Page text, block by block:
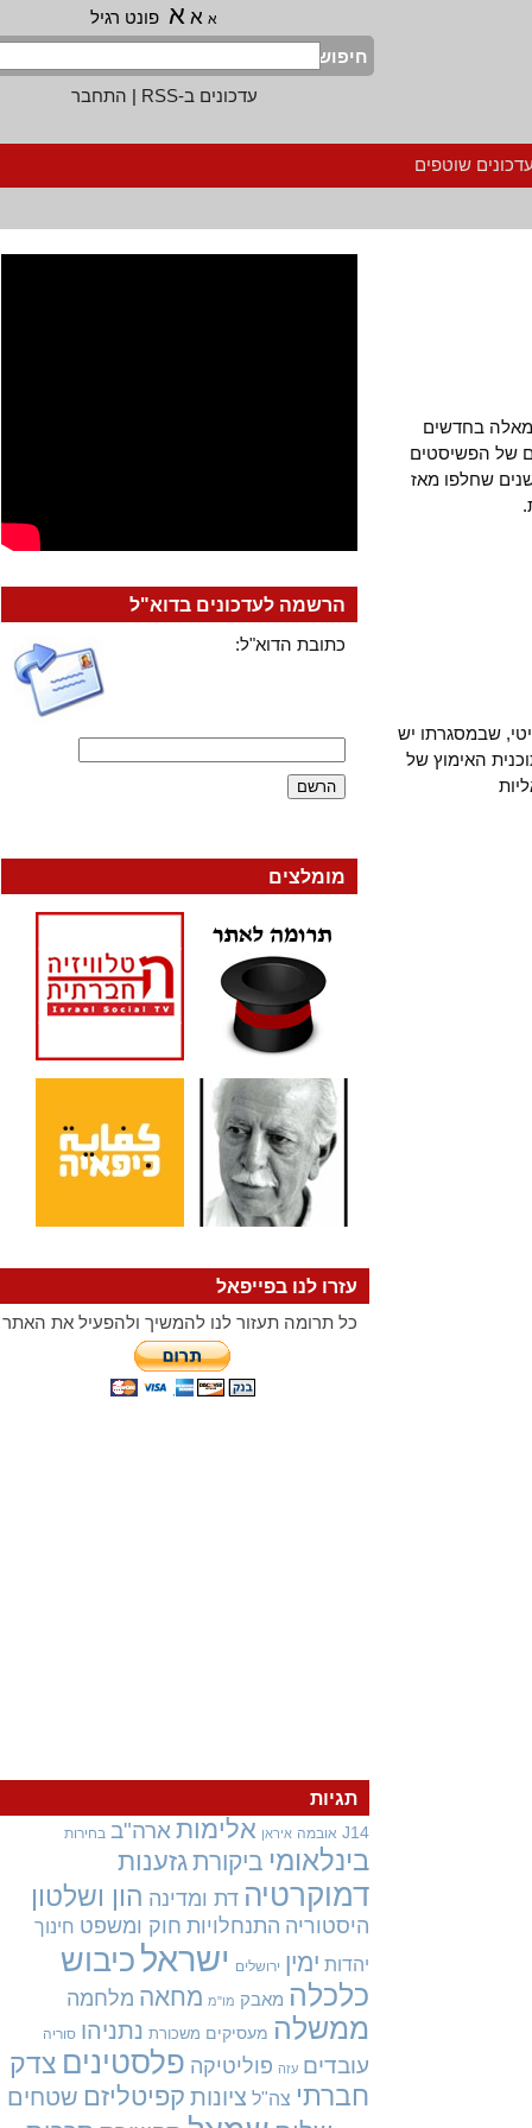
א א פונט רגיל
חיפוש
עדכונים ב-RSS
|התחבר
שוטפים
בחדשים
הפשיסטים
של הטור הזה ב-31 השנים שחלפו מאז
שבמסגרתו יש
האימוץ של
הרשמה לעדכונים בדוא"ל
כתובת הדוא"ל:
מומלצים
עזרו לנו בפייפאל
כל תרומה תעזור לנו להמשיך ולהפעיל את האתר
תגיות
J14 אובמה איראן אלימות ארה"ב בחירות
בינלאומיביקורתגזענות
דמוקרטיה דת ומדינההון ושלטון
היסטוריה התנחלויות חוק ומשפט חינוך
יהדות ימין ירושלים ישראלכיבוש
כלכלה מאבק מו"מ מחאהמלחמה
ממשלה מעסיקים משכורת נתניהו סוריה
עובדים עזה פוליטיקה פלסטיניםצדק
חברתי צה"ל ציונותקפיטליזםשטחים